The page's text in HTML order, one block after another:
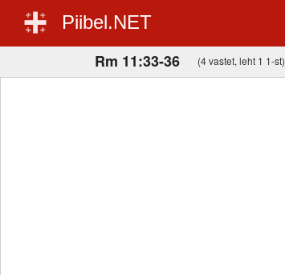
Piibel.NET
Rm 11:33-36 (4 vastet, leht 1 1-st)